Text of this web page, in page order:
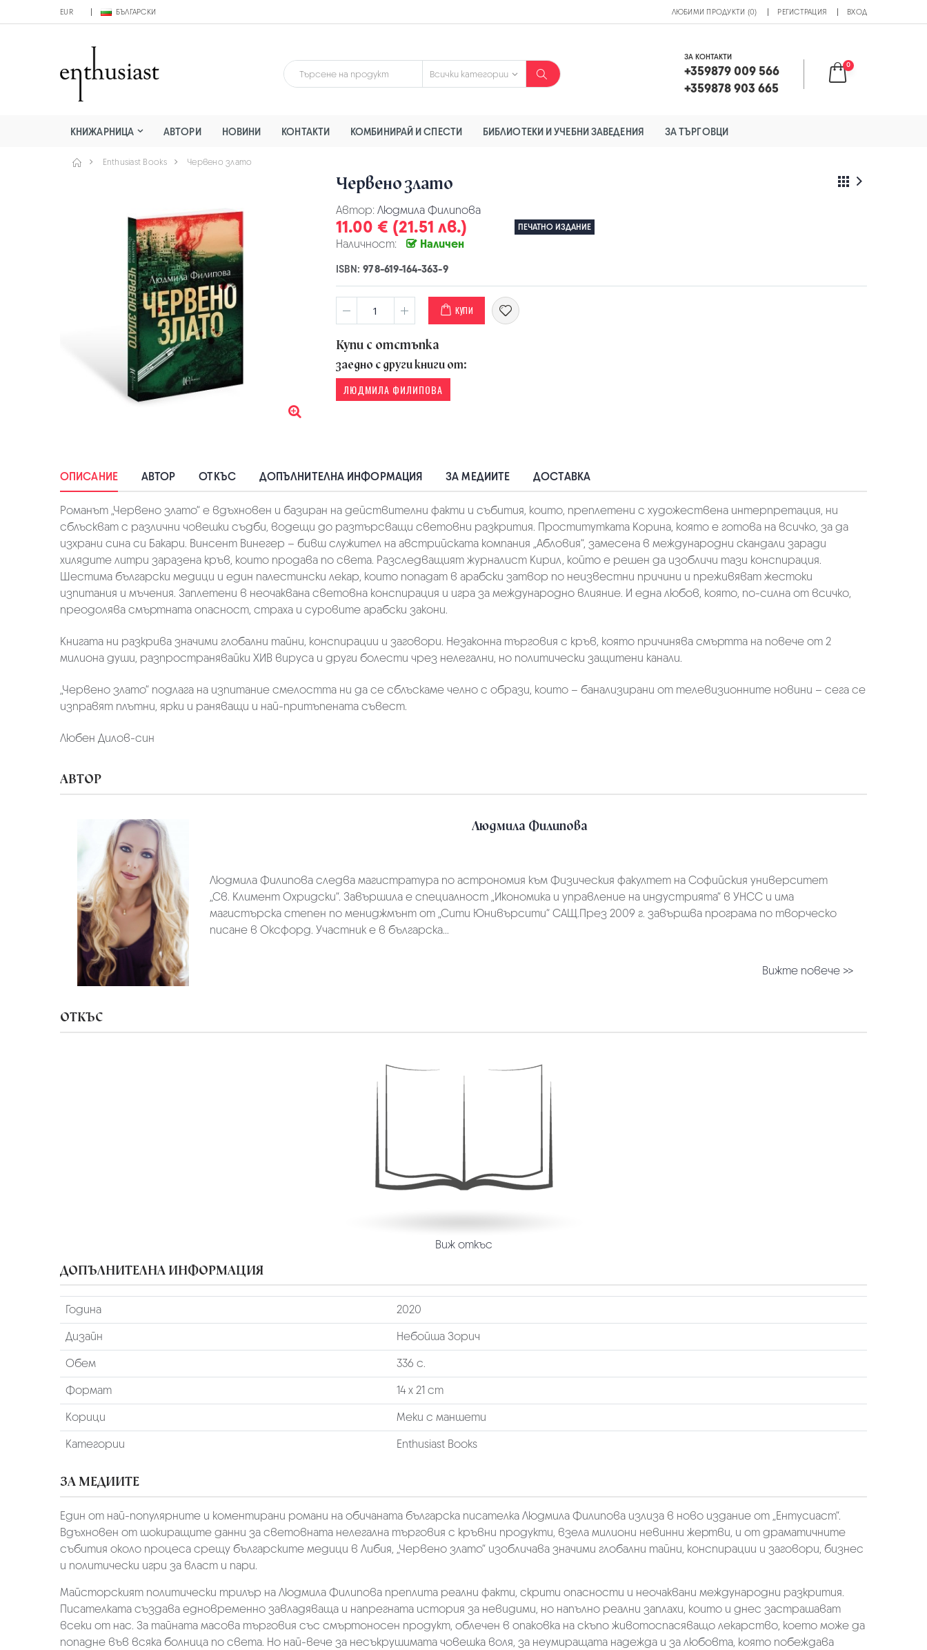
EUR БЪЛГАРСКИ ЛЮБИМИ ПРОДУКТИ (0) РЕГИСТРАЦИЯ ВХОД
ЗА КОНТАКТИ
+359879 009 566
+359878 903 665
0
КНИЖАРНИЦА АВТОРИ НОВИНИ КОНТАКТИ КОМБИНИРАЙ И СПЕСТИ БИБЛИОТЕКИ И УЧЕБНИ ЗАВЕДЕНИЯ ЗА ТЪРГОВЦИ
Enthusiast Books Червено злато
Червено злато
Автор: Людмила Филипова
11.00 € (21.51 лв.) ПЕЧАТНО ИЗДАНИЕ
Наличност: Наличен
ISBN:978-619-164-363-9
КУПИ
Купи с отстъпка
заедно с други книги от:
ЛЮДМИЛА ФИЛИПОВА
ОПИСАНИЕ АВТОР ОТКЪС ДОПЪЛНИТЕЛНА ИНФОРМАЦИЯ ЗА МЕДИИТЕ ДОСТАВКА
Романът „Червено злато“ е вдъхновен и базиран на действителни факти и събития, които, преплетени с художествена интерпретация, ни
сблъскват с различни човешки съдби, водещи до разтърсващи световни разкрития. Проститутката Корина, която е готова на всичко, за да
изхрани сина си Бакари. Винсент Винегер – бивш служител на австрийската компания „Абловия“, замесена в международни скандали заради
хилядите литри заразена кръв, които продава по света. Разследващият журналист Кирил, който е решен да изобличи тази конспирация.
Шестима български медици и един палестински лекар, които попадат в арабски затвор по неизвестни причини и преживяват жестоки
изпитания и мъчения. Заплетени в неочаквана световна конспирация и игра за международно влияние. И една любов, която, по-силна от всичко,
преодолява смъртната опасност, страха и суровите арабски закони.
Книгата ни разкрива значими глобални тайни, конспирации и заговори. Незаконна търговия с кръв, която причинява смъртта на повече от 2
милиона души, разпространявайки ХИВ вируса и други болести чрез нелегални, но политически защитени канали.
„Червено злато“ подлага на изпитание смелостта ни да се сблъскаме челно с образи, които – банализирани от телевизионните новини – сега се
изправят плътни, ярки и раняващи и най-притъпената съвест.
Любен Дилов-син
АВТОР
Людмила Филипова
Людмила Филипова следва магистратура по астрономия към Физическия факултет на Софийския университет
„Св. Климент Охридски“. Завършила е специалност „Икономика и управление на индустрията“ в УНСС и има
магистърска степен по мениджмънт от „Сити Юнивърсити“ САЩ.През 2009 г. завършва програма по творческо
писане в Оксфорд. Участник е в българска...
Вижте повече >>
ОТКЪС
Виж откъс
ДОПЪЛНИТЕЛНА ИНФОРМАЦИЯ
Година
2020
Дизайн
Небойша Зорич
Обем
336 с.
Формат
14 х 21 cm
Корици
Меки с маншети
Категории
Enthusiast Books
ЗА МЕДИИТЕ
Един от най-популярните и коментирани романи на обичаната българска писателка Людмила Филипова излиза в ново издание от „Ентусиаст“.
Вдъхновен от шокиращите данни за световната нелегална търговия с кръвни продукти, взела милиони невинни жертви, и от драматичните
събития около процеса срещу българските медици в Либия, „Червено злато“ изобличава значими глобални тайни, конспирации и заговори, бизнес
и политически игри за власт и пари.
Майсторският политически трилър на Людмила Филипова преплита реални факти, скрити опасности и неочаквани международни разкрития.
Писателката създава едновременно завладяваща и напрегната история за невидими, но напълно реални заплахи, които и днес застрашават
всеки от нас. За тайната масова търговия със смъртоносен продукт, облечен в опаковка на скъпо животоспасяващо лекарство, което може да
попадне във всяка болница по света. Но най-вече за несъкрушимата човешка воля, за неумиращата надежда и за любовта, която побеждава